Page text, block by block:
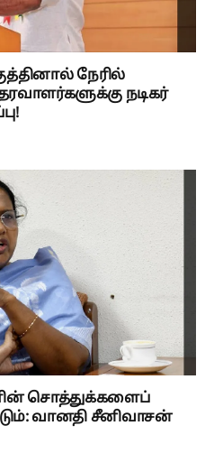
நேரில்
நடிகர்
சொத்துக்களைப்
வானதி சீனிவாசன்